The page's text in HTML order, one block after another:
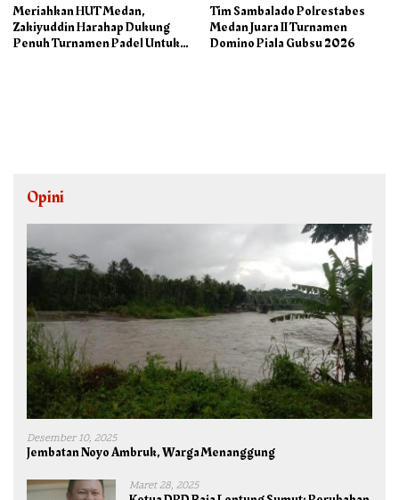
Meriahkan HUT Medan,
Zakiyuddin Harahap Dukung
Penuh Turnamen Padel Untuk
Tim Sambalado Polrestabes
Medan Juara II Turnamen
Domino Piala Gubsu 2026
Opini
Desember 10, 2025
Jembatan Noyo Ambruk, Warga Menanggung
Maret 28, 2025